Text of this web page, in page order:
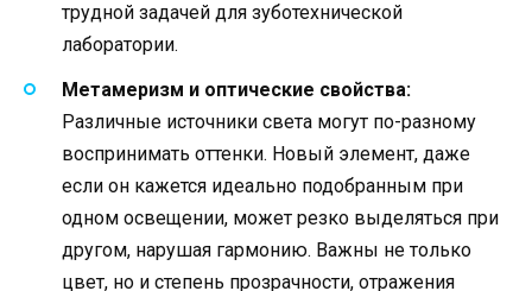
трудной задачей для зуботехнической
лаборатории.
Метамеризм и оптические свойства:
Различные источники света могут по-разному
воспринимать оттенки. Новый элемент, даже
если он кажется идеально подобранным при
одном освещении, может резко выделяться при
другом, нарушая гармонию. Важны не только
цвет, но и степень прозрачности, отражения